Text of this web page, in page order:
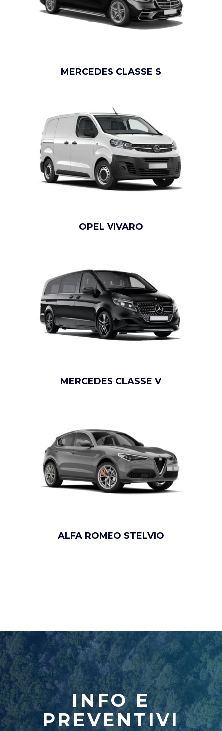
MERCEDES CLASSE S
OPEL VIVARO
MERCEDES CLASSE V
ALFA ROMEO STELVIO
INFO E
PREVENTIVI